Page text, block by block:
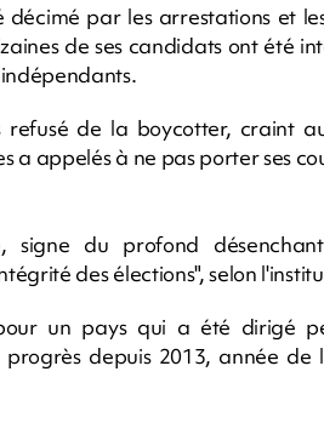
par les arrestations et
de ses candidats ont été
de la boycotter, craint
a appelés à ne pas porter ses
du profond
des élections", selon
un pays qui a été dirigé
depuis 2013, année de